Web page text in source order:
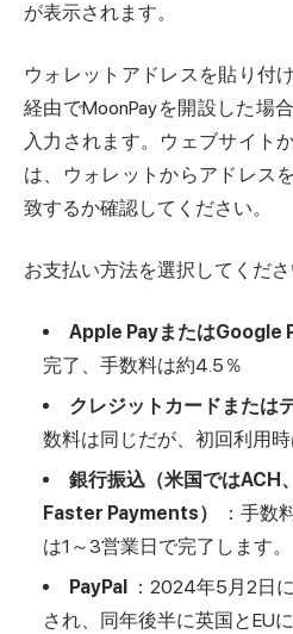
が表示されます。
ウォレットアドレスを貼り付
経由でMoonPayを開設した場
入力されます。ウェブサイト
は、ウォレットからアドレス
致するか確認してください。
お支払い方法を選択してくださ
Apple PayまたはGoogle
完了、手数料は約4.5％
クレジットカードまたは
数料は同じだが、初回利用時
銀行振込（米国ではACH
Faster Payments）
：手数
は1～3営業日で完了します。
PayPal ：2024年5月2日
され、同年後半に英国とEU